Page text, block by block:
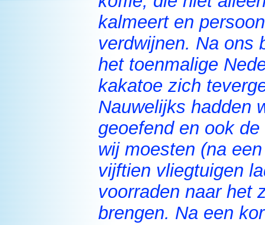
kalmeert en
verdwijnen. Na ons
het toenmalige
kakatoe zich
Nauwelijks hadden
geoefend en ook
wij moesten (na
vijftien vliegtuigen
voorraden naar het
brengen. Na een